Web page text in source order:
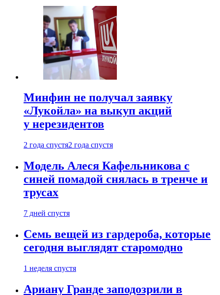
Минфин не получал заявку
«Лукойла» на выкуп акций
у нерезидентов
2 года спустя2 года спустя
Модель Алеся Кафельникова с
синей помадой снялась в тренче и
трусах
7 дней спустя
Семь вещей из гардероба, которые
сегодня выглядят старомодно
1 неделя спустя
Ариану Гранде заподозрили в